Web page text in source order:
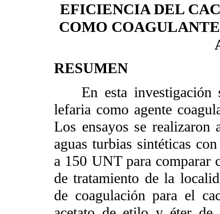
EFICIENCIA DEL
COMO
RESUMEN
En esta investigación
lefaria como agente
Los ensayos se realizaron
aguas turbias sintéticas
a 150 UNT para comparar
de tratamiento de la
de coagulación para el